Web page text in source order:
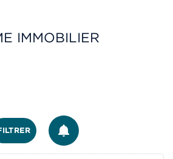
IMMOBILIER
ÊTRE ALERTÉ